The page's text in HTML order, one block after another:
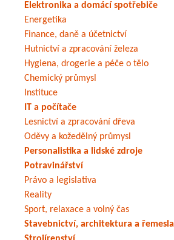
Elektronika a domácí spotřebiče
Energetika
Finance, daně a účetnictví
Hutnictví a zpracování železa
Hygiena, drogerie a péče o tělo
Chemický průmysl
Instituce
IT a počítače
Lesnictví a zpracování dřeva
Oděvy a kožedělný průmysl
Personalistika a lidské zdroje
Potravinářství
Právo a legislativa
Reality
Sport, relaxace a volný čas
Stavebnictví, architektura a řemesla